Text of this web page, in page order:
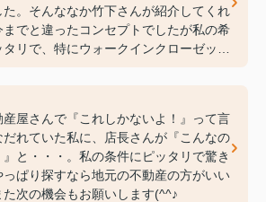
た。そんななか竹下さんが紹介してくれ
までと違ったコンセプトでしたが私の希
リで、特にウォークインクローゼット
産屋さんで『これしかないよ！』って言
だれていた私に、店長さんが『こんなの
と・・・。私の条件にピッタリで驚き
っぱり探すなら地元の不動産の方がいい
た次の機会もお願いします(^^♪